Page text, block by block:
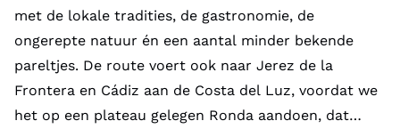
met de lokale tradities, de gastronomie, de
ongerepte natuur én een aantal minder bekende
pareltjes. De route voert ook naar Jerez de la
Frontera en Cádiz aan de Costa del Luz, voordat we
het op een plateau gelegen Ronda aandoen, dat